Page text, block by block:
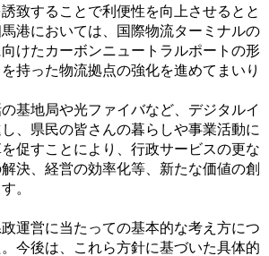
致することで利便性を向上させるとと
港においては、国際物流ターミナルの
けたカーボンニュートラルポートの形
持った物流拠点の強化を進めてまいり
基地局や光ファイバなど、デジタルイ
、県民の皆さんの暮らしや事業活動に
促すことにより、行政サービスの更な
決、経営の効率化等、新たな価値の創
。
運営に当たっての基本的な考え方につ
今後は、これら方針に基づいた具体的